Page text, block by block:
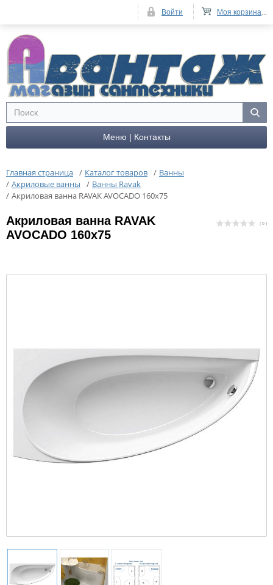
Меню | Контакты
Главная страница / Каталог товаров / Ванны
/ Акриловые ванны / Ванны Ravak
/ Акриловая ванна RAVAK AVOCADO 160x75
Акриловая ванна RAVAK
AVOCADO 160x75
( 0 )
Моя корзина...
Войти